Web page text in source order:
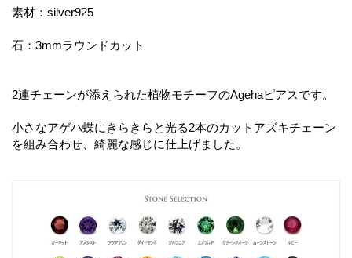
素材：silver925
石：3mmラウンドカット
2連チェーンが添えられた植物モチーフのAgehaピアスです。
小さなアゲハ蝶にきらきらと光る2本のカットアズキチェーン
を組み合わせ、綺麗な感じに仕上げました。